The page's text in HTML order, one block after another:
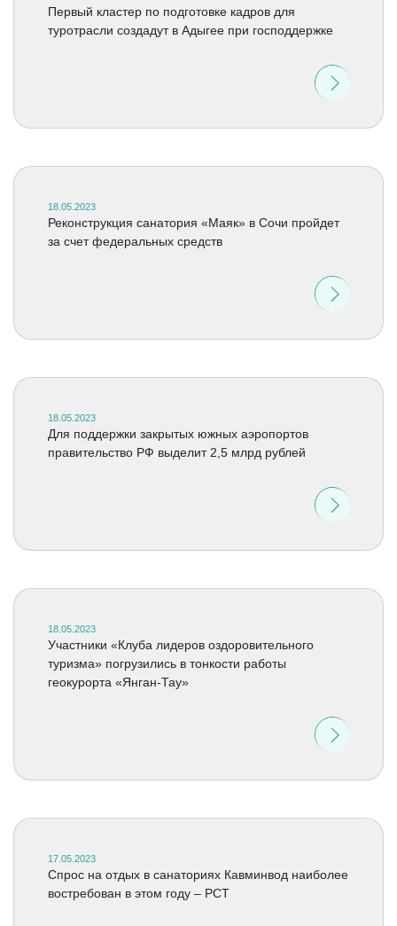
Первый кластер по подготовке кадров для
туротрасли создадут в Адыгее при господдержке
18.05.2023
Реконструкция санатория «Маяк» в Сочи пройдет
за счет федеральных средств
18.05.2023
Для поддержки закрытых южных аэропортов
правительство РФ выделит 2,5 млрд рублей
18.05.2023
Участники «Клуба лидеров оздоровительного
туризма» погрузились в тонкости работы
геокурорта «Янган-Тау»
17.05.2023
Спрос на отдых в санаториях Кавминвод наиболее
востребован в этом году – РСТ